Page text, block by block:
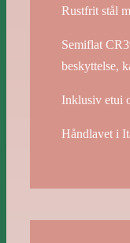
Rustfrit stål
Semiflat
beskyttelse,
Inklusiv etui
Håndlavet i